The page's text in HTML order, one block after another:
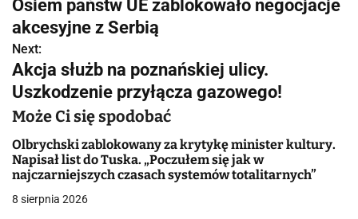
a
w
i
g
a
c
j
Osiem państw UE zablokowało negocjacje
akcesyjne z Serbią
Next:
Akcja służb na poznańskiej ulicy.
Uszkodzenie przyłącza gazowego!
Może Ci się spodobać
Olbrychski zablokowany za krytykę minister kultury.
Napisał list do Tuska. „Poczułem się jak w
najczarniejszych czasach systemów totalitarnych”
8 sierpnia 2026